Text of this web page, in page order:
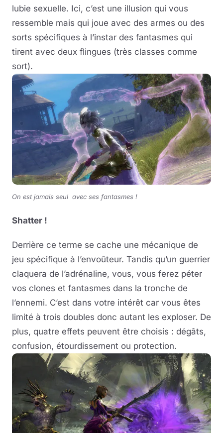
lubie sexuelle. Ici, c’est une illusion qui vous
ressemble mais qui joue avec des armes ou des
sorts spécifiques à l’instar des fantasmes qui
tirent avec deux flingues (très classes comme
sort).
On est jamais seul avec ses fantasmes !
Shatter !
Derrière ce terme se cache une mécanique de
jeu spécifique à l’envoûteur. Tandis qu’un guerrier
claquera de l’adrénaline, vous, vous ferez péter
vos clones et fantasmes dans la tronche de
l’ennemi. C’est dans votre intérêt car vous êtes
limité à trois doubles donc autant les exploser. De
plus, quatre effets peuvent être choisis : dégâts,
confusion, étourdissement ou protection.